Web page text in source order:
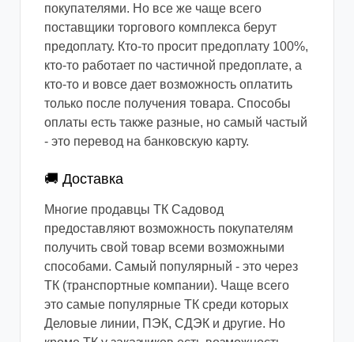
покупателями. Но все же чаще всего
поставщики торгового комплекса берут
предоплату. Кто-то просит предоплату 100%,
кто-то работает по частичной предоплате, а
кто-то и вовсе дает возможность оплатить
только после получения товара. Способы
оплаты есть также разные, но самый частый
- это перевод на банковскую карту.
🚚 Доставка
Многие продавцы ТК Садовод
предоставляют возможность покупателям
получить свой товар всеми возможными
способами. Самый популярный - это через
ТК (транспортные компании). Чаще всего
это самые популярные ТК среди которых
Деловые линии, ПЭК, СДЭК и другие. Но